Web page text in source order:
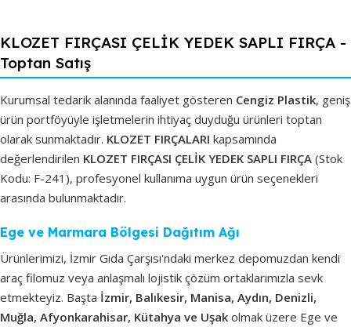
KLOZET FIRÇASI ÇELİK YEDEK SAPLI FIRÇA -
Toptan Satış
Kurumsal tedarik alanında faaliyet gösteren Cengiz Plastik, geniş
ürün portföyüyle işletmelerin ihtiyaç duyduğu ürünleri toptan
olarak sunmaktadır. KLOZET FIRÇALARI kapsamında
değerlendirilen KLOZET FIRÇASI ÇELİK YEDEK SAPLI FIRÇA (Stok
Kodu: F-241), profesyonel kullanıma uygun ürün seçenekleri
arasında bulunmaktadır.
Ege ve Marmara Bölgesi Dağıtım Ağı
Ürünlerimizi, İzmir Gıda Çarşısı'ndaki merkez depomuzdan kendi
araç filomuz veya anlaşmalı lojistik çözüm ortaklarımızla sevk
etmekteyiz. Başta İzmir, Balıkesir, Manisa, Aydın, Denizli,
Muğla, Afyonkarahisar, Kütahya ve Uşak olmak üzere Ege ve